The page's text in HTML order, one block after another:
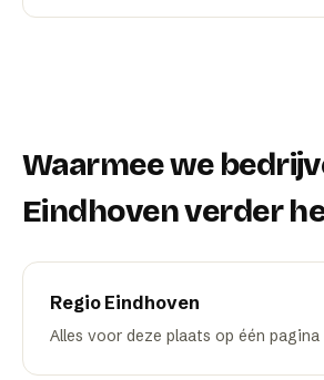
Waarmee we
Eindhovenverder
Regio Eindhoven
Alles voor deze plaats op één pagina